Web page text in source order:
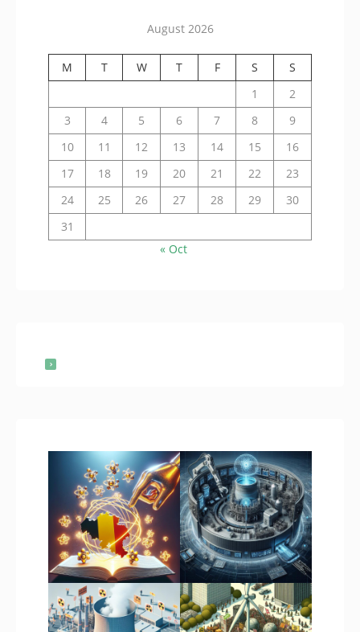
August 2026
M T W T F S
S
1
2
3
4 5 6 7 8
9
10
11 12 13 14 15
16
17
18 19 20 21 22
23
24
25 26 27 28 29
30
31
« Oct